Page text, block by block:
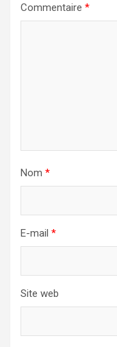
Commentaire *
Nom *
E-mail *
Site web